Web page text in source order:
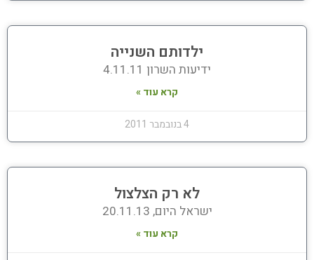
ילדותם השנייה
ידיעות השרון 4.11.11
קרא עוד »
4 בנובמבר 2011
לא רק הצלצול
ישראל היום, 20.11.13
קרא עוד »